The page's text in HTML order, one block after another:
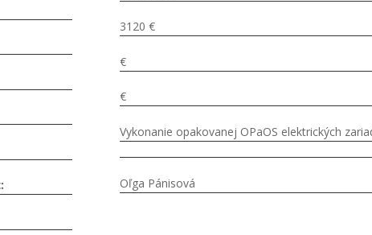
3120 €
€
€
Vykonanie opakovanej OPaOS elektrických
Oľga Pánisová